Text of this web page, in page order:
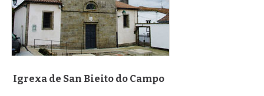
Igrexa de San Bieito do Campo